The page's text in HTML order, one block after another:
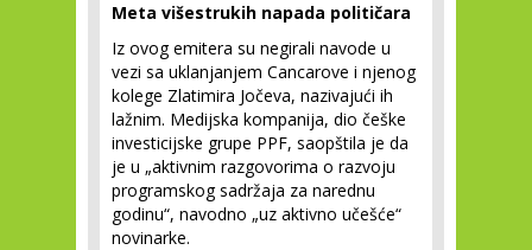
Meta višestrukih napada političara
Iz ovog emitera su negirali navode u
vezi sa uklanjanjem Cancarove i njenog
kolege Zlatimira Jočeva, nazivajući ih
lažnim. Medijska kompanija, dio češke
investicijske grupe PPF, saopštila je da
je u „aktivnim razgovorima o razvoju
programskog sadržaja za narednu
godinu“, navodno „uz aktivno učešće“
novinarke.